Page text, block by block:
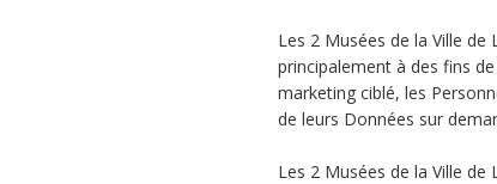
Les 2 Musées de la Ville
principalement à des fins
marketing ciblé, les
de leurs Données sur
Les 2 Musées de la Ville